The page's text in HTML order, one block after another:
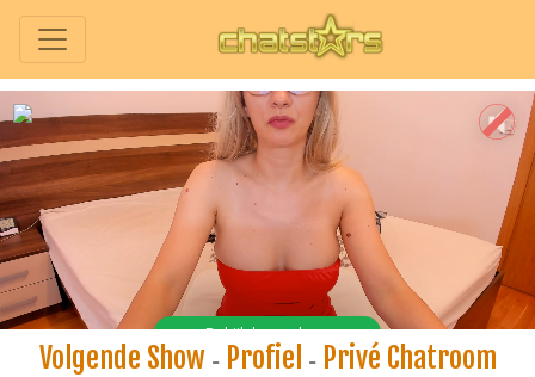
Volgende Show - Profiel - Privé Chatroom